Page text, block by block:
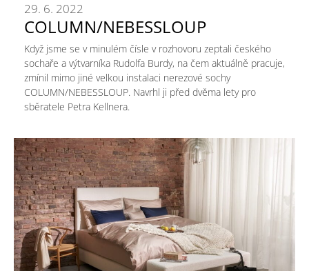
COLUMN/NEBESSLOUP
29. 6. 2022
Když jsme se v minulém čísle v rozhovoru zeptali českého
sochaře a výtvarníka Rudolfa Burdy, na čem aktuálně pracuje,
zmínil mimo jiné velkou instalaci nerezové sochy
COLUMN/NEBESSLOUP. Navrhl ji před dvěma lety pro
sběratele Petra Kellnera.